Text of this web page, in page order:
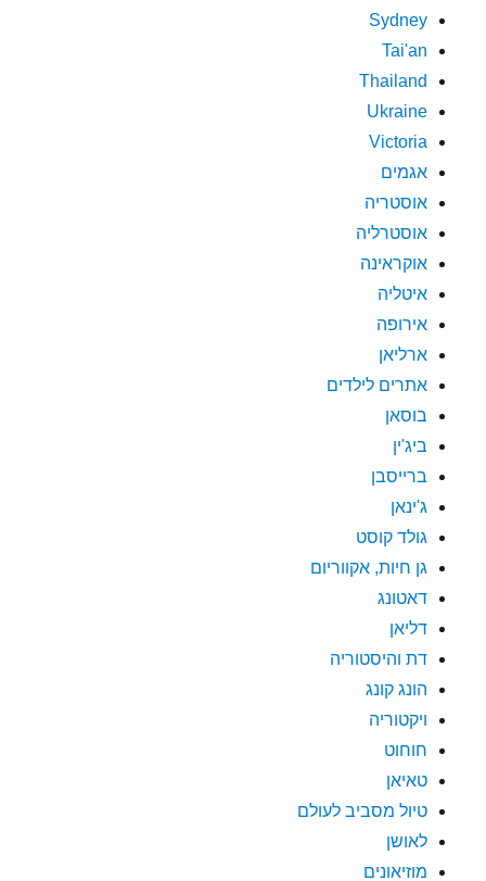
Sydney
Tai'an
Thailand
Ukraine
Victoria
אגמים
אוסטריה
אוסטרליה
אוקראינה
איטליה
אירופה
ארליאן
אתרים לילדים
בוסאן
ביג'ין
ברייסבן
ג'ינאן
גולד קוסט
גן חיות, אקווריום
דאטונג
דליאן
דת והיסטוריה
הונג קונג
ויקטוריה
חוחוט
טאיאן
טיול מסביב לעולם
לאושן
מוזיאונים